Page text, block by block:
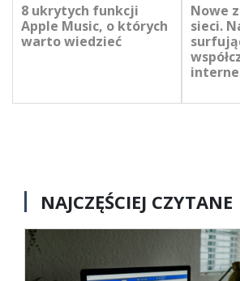
8 ukrytych funkcji
Apple Music, o których
warto wiedzieć
Nowe
sieci.
NAJCZĘŚCIEJ CZYTANE